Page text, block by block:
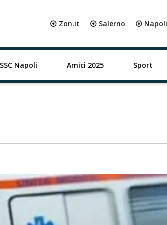
⦿ Zon.it ⦿ Salerno ⦿ Napoli
SSC Napoli Amici 2025 Sport